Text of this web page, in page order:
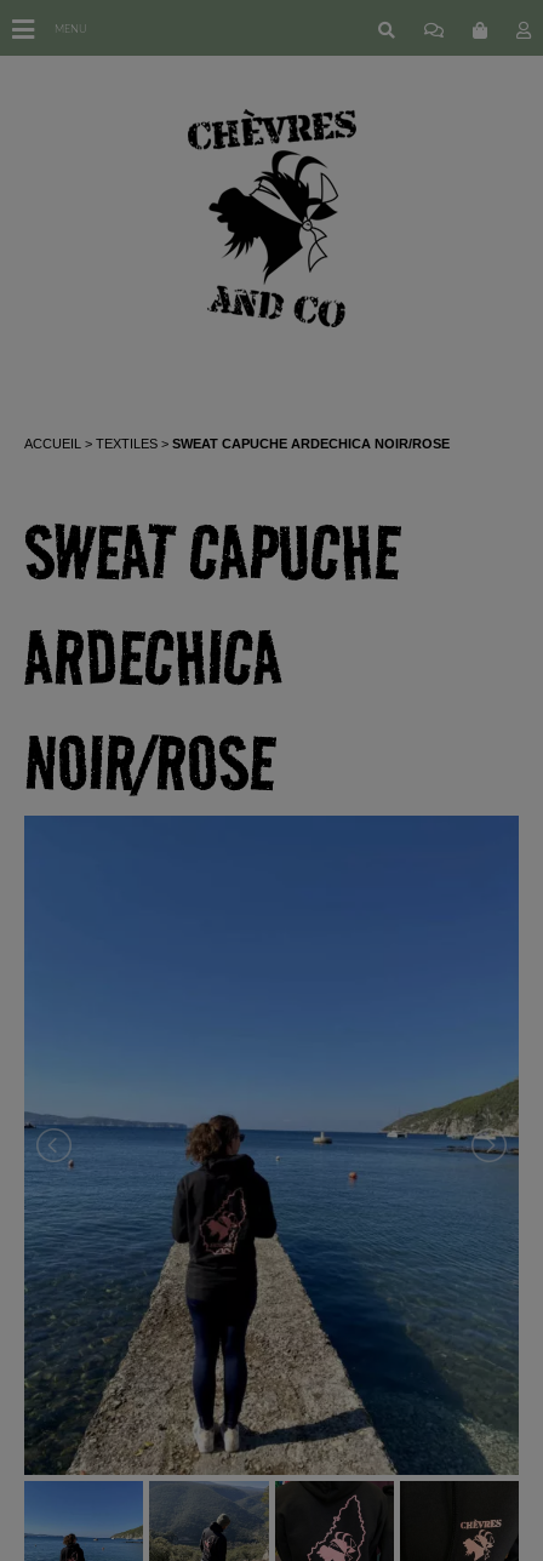
ACCUEIL TEXTILES SWEAT CAPUCHE ARDECHICA NOIR/ROSE
SWEAT CAPUCHE
ARDECHICA
NOIR/ROSE
MENU